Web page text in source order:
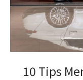
10 Tips